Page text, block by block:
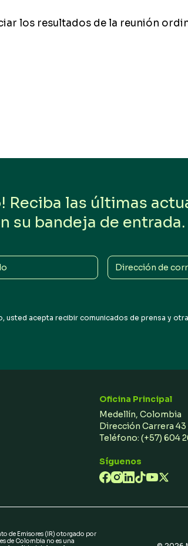
los resultados de la reunión
Reciba las últimas
su bandeja de entrada.
Dirección
de
acepta recibir comunicados de prensa y
Oficina Principal
Medellín, Colombia
Dirección Carrera 43
Teléfono:(+57) 604
Síguenos
de Emisores (IR) otorgado por
de Colombia no es una